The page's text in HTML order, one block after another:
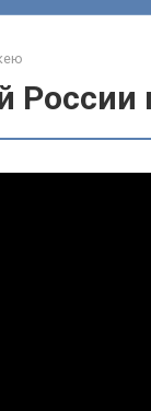
России